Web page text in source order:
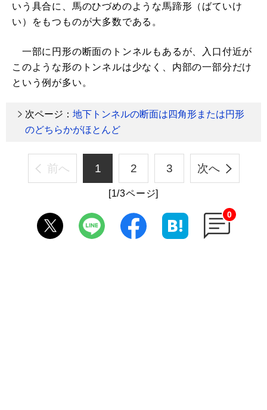
いう具合に、馬のひづめのような馬蹄形（ばていけ
い）をもつものが大多数である。
一部に円形の断面のトンネルもあるが、入口付近が
このような形のトンネルは少なく、内部の一部分だけ
という例が多い。
次ページ： 地下トンネルの断面は四角形または円形
のどちらかがほとんど
前へ 1 2 3 次へ
[1/3ページ]
0